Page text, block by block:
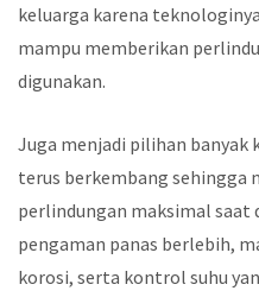
keluarga karena
mampu memberikan
digunakan.
Juga menjadi pilihan banyak
terus berkembang sehingga
perlindungan maksimal saat
pengaman panas berlebih,
korosi, serta kontrol suhu